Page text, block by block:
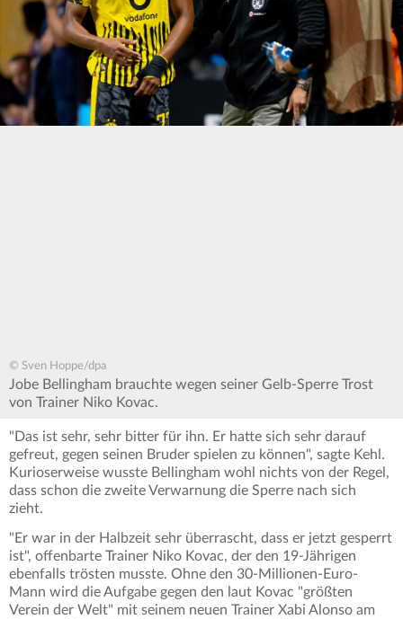
© Sven Hoppe/dpa
Jobe Bellingham brauchte wegen seiner Gelb-Sperre Trost
von Trainer Niko Kovac.
"Das ist sehr, sehr bitter für ihn. Er hatte sich sehr darauf
gefreut, gegen seinen Bruder spielen zu können", sagte Kehl.
Kurioserweise wusste Bellingham wohl nichts von der Regel,
dass schon die zweite Verwarnung die Sperre nach sich
zieht.
"Er war in der Halbzeit sehr überrascht, dass er jetzt gesperrt
ist", offenbarte Trainer Niko Kovac, der den 19-Jährigen
ebenfalls trösten musste. Ohne den 30-Millionen-Euro-
Mann wird die Aufgabe gegen den laut Kovac "größten
Verein der Welt" mit seinem neuen Trainer Xabi Alonso am